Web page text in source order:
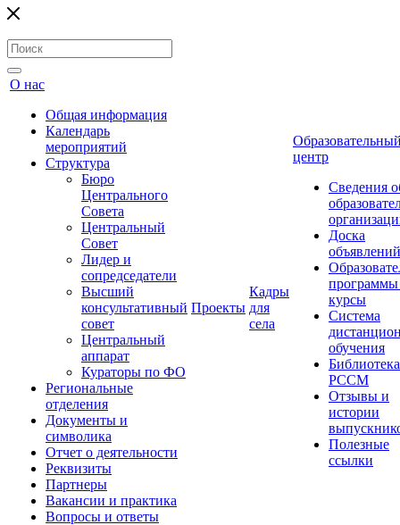
О нас
Общая информация
Календарь
мероприятий
Структура
Бюро
Центрального
Совета
Центральный
Совет
Лидер и
сопредседатели
Высший
консультативный
совет
Центральный
аппарат
Кураторы по ФО
Региональные
отделения
Документы и
символика
Отчет о деятельности
Реквизиты
Партнеры
Вакансии и практика
Вопросы и ответы
Проекты
Кадры
для
села
центр
Сведения
Доска
объявлений
курсы
Система
обучения
Библиотека
РССМ
Отзывы и
истории
Полезные
ссылки